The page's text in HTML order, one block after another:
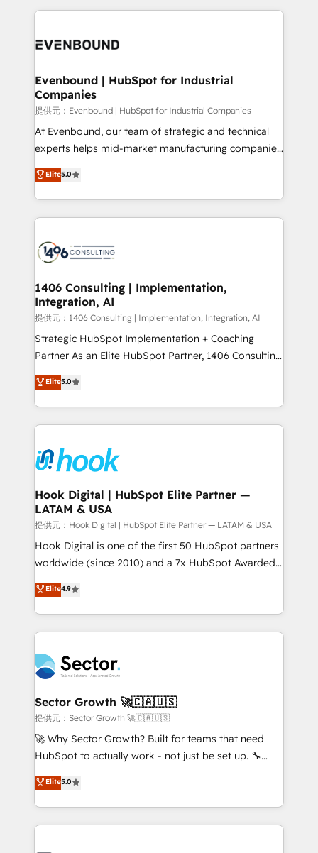
with HubSpot? Let Cebra’s experts help you grow
experiences. To us, technology is more than just
and—most importantly—simple. That’s why we lean
products and strategies that actually make a
difference.
Evenbound | HubSpot for Industrial
Companies
提供元：Evenbound | HubSpot for Industrial Companies
At Evenbound, our team of strategic and technical
experts helps mid-market manufacturing companies
achieve real growth. We specialize in delivering
tailored solutions that drive results by leveraging
HubSpot’s platform and data to fuel success.
Technical Solutions: - HubSpot Technical Consulting -
Onboarding - Data Migration & Integrations -
Revenue Operations - Inbound Marketing -
Outbound Marketing - HubSpot CMS Website
Design & Development We empower our clients to
reach their full potential by providing transparent,
relationship-driven support. With over 300 HubSpot
technical know-how and strategic guidance you
need to succeed.
Elite5.0
1406 Consulting | Implementation,
Integration, AI
提供元：1406 Consulting | Implementation, Integration, AI
Strategic HubSpot Implementation + Coaching
Partner As an Elite HubSpot Partner, 1406 Consulting
helps mid-market revenue teams transform how
they sell, market, and serve. We don't just build your
HubSpot—we teach your team to own it, then stay
to help you keep winning. What We Do ⚙️ CRM
Data & Content 📈 Sales & Marketing Alignment +
Revenue Team Enablement 🤖 Breeze AI & Custom
Agent Creation 🔄 Custom Integrations & Data
Migration Why 1406 We become part of your team.
Your team learns while we build. We fix what others
broke. Built for mid-market reality—practical
solutions that work with your actual headcount and
HubSpot partners 🔄 Top 5% globally in client
retention 📅 10+ years of consistent results Who We
beyond spreadsheets into unified systems that
drive real business results.
Elite5.0
Hook Digital | HubSpot Elite Partner —
LATAM & USA
提供元：Hook Digital | HubSpot Elite Partner — LATAM & USA
Hook Digital is one of the first 50 HubSpot partners
worldwide (since 2010) and a 7x HubSpot Awarded
Elite Partner. With 500+ projects across the U.S.,
Brazil, and LATAM, we combine global expertise with
regional experience. Today, we are Brazil’s largest
HubSpot Elite Partner—trusted by companies across
Implementation & Migration Onboarding across all
Hubs, plus migrations from Salesforce, Pipedrive, RD
Station, Freshdesk, Intercom, and more. Custom
objects, automations, and integrations built for
growth. 🚀 AI-Driven GTM Orchestration Unify
HubSpot with LinkedIn, WhatsApp, email, paid
Agent Development Deploy AI agents for
prospecting, follow-ups, service triage, and
Elite4.9
Sector Growth 🚀🇨🇦🇺🇸
提供元：Sector Growth 🚀🇨🇦🇺🇸
🚀 Why Sector Growth? Built for teams that need
HubSpot to actually work - not just be set up. 🔧
HubSpot Experts: Onboarding, migrations,
automation, and training built for adoption. ⚡ Highly
Technical Execution: ERP, EMR and Custom
Integrations; complex builds delivered in weeks, not
Elite5.0